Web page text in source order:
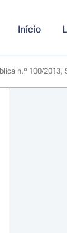
Início
n.º 100/2013,